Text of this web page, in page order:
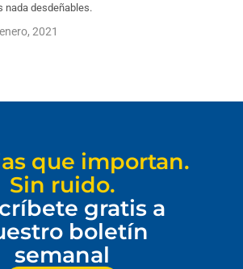
nada desdeñables.
2021
que importan.
Sin ruido.
gratis a
boletín
semanal